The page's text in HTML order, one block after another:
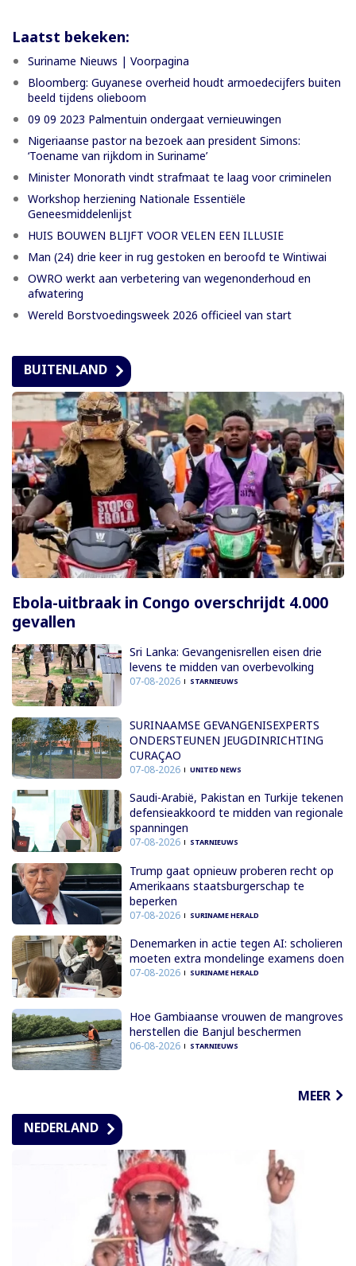
Laatst bekeken:
Suriname Nieuws | Voorpagina
Bloomberg: Guyanese overheid houdt armoedecijfers buiten
beeld tijdens olieboom
09 09 2023 Palmentuin ondergaat vernieuwingen
Nigeriaanse pastor na bezoek aan president Simons:
‘Toename van rijkdom in Suriname’
Minister Monorath vindt strafmaat te laag voor criminelen
Workshop herziening Nationale Essentiële
Geneesmiddelenlijst
HUIS BOUWEN BLIJFT VOOR VELEN EEN ILLUSIE
Man (24) drie keer in rug gestoken en beroofd te Wintiwai
OWRO werkt aan verbetering van wegenonderhoud en
afwatering
Wereld Borstvoedingsweek 2026 officieel van start
BUITENLAND
Ebola-uitbraak in Congo overschrijdt 4.000
gevallen
Sri Lanka: Gevangenisrellen eisen drie
levens te midden van overbevolking
07-08-2026 STARNIEUWS
SURINAAMSE GEVANGENISEXPERTS
ONDERSTEUNEN JEUGDINRICHTING
CURAÇAO
07-08-2026 UNITED NEWS
Saudi-Arabië, Pakistan en Turkije tekenen
defensieakkoord te midden van regionale
spanningen
07-08-2026 STARNIEUWS
Trump gaat opnieuw proberen recht op
Amerikaans staatsburgerschap te
beperken
07-08-2026 SURINAME HERALD
Denemarken in actie tegen AI: scholieren
moeten extra mondelinge examens doen
07-08-2026 SURINAME HERALD
Hoe Gambiaanse vrouwen de mangroves
herstellen die Banjul beschermen
06-08-2026 STARNIEUWS
MEER
NEDERLAND